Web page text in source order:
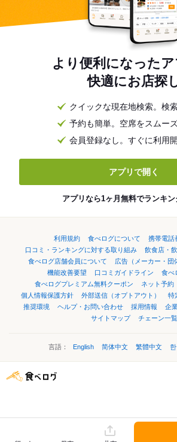
より便利になった
快適にお店探
クイックな現在地検索。検
予約も簡単。空席をスムー
会員登録なし。すぐに利用
アプリで開く
アプリなら1ヶ月無料でランキン
利用規約 食べログについて
携帯電話
口コミ・ランキングに対する取り組み
飲食店・
食べログ店舗会員について
広告（メーカー・団
機能改善要望
口コミガイドライン
食べ
食べログプレミアム無料クーポン
ネット予約
個人情報保護方針
外部送信（オプトアウト）
特
推奨環境
ヘルプ・お問い合わせ 採用情報 企
サイトマップ
チェーン一覧
言語： English 简体中文 繁體中文